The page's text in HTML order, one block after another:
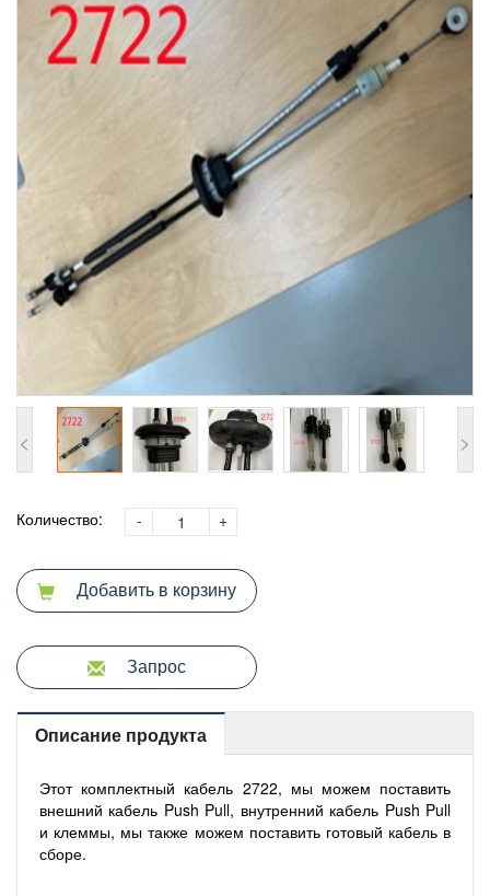
< >
Количество: - +
Добавить в корзину
Запрос
Описание продукта
Этот комплектный кабель 2722, мы можем поставить
внешний кабель Push Pull, внутренний кабель Push Pull
и клеммы, мы также можем поставить готовый кабель в
сборе.